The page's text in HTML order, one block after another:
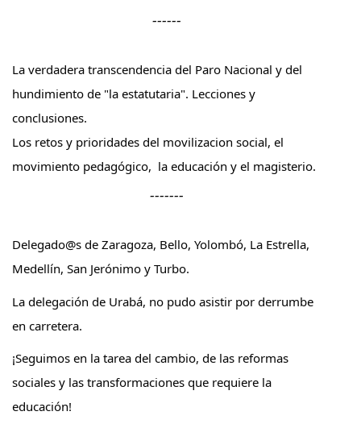
------
La verdadera transcendencia del Paro Nacional y del
hundimiento de "la estatutaria". Lecciones y
conclusiones.
Los retos y prioridades del movilizacion social, el
movimiento pedagógico,  la educación y el magisterio.
-------
Delegado@s de Zaragoza, Bello, Yolombó, La Estrella,
Medellín, San Jerónimo y Turbo.
La delegación de Urabá, no pudo asistir por derrumbe
en carretera.
¡Seguimos en la tarea del cambio, de las reformas
sociales y las transformaciones que requiere la
educación!